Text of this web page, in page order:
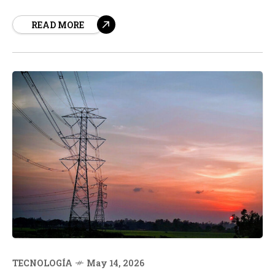
computadoras y otros aparatos conectados. El WiFi 7,
READ MORE
TECNOLOGÍA May 14, 2026